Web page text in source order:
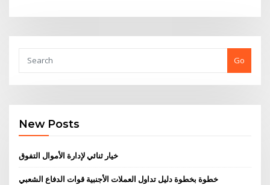
Go
New Posts
خيار ثنائي لإدارة الأموال التفوق
خطوة بخطوة دليل تداول العملات الأجنبية قوات الدفاع الشعبي